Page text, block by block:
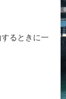
るときに一